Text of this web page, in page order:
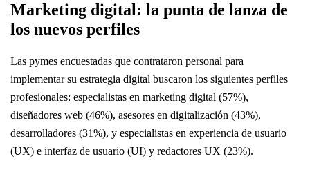
Marketing digital: la punta de lanza de
los nuevos perfiles
Las pymes encuestadas que contrataron personal para
implementar su estrategia digital buscaron los siguientes perfiles
profesionales: especialistas en marketing digital (57%),
diseñadores web (46%), asesores en digitalización (43%),
desarrolladores (31%), y especialistas en experiencia de usuario
(UX) e interfaz de usuario (UI) y redactores UX (23%).